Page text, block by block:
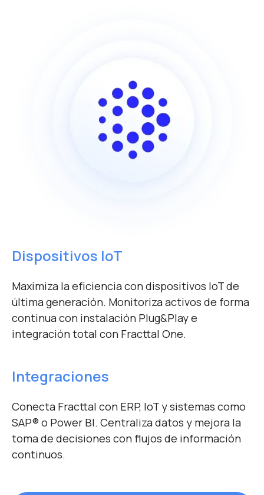
Dispositivos IoT
Maximiza la eficiencia con dispositivos IoT de
última generación. Monitoriza activos de forma
continua con instalación Plug&Play e
integración total con Fracttal One.
Integraciones
Conecta Fracttal con ERP, IoT y sistemas como
SAP® o Power BI. Centraliza datos y mejora la
toma de decisiones con flujos de información
continuos.